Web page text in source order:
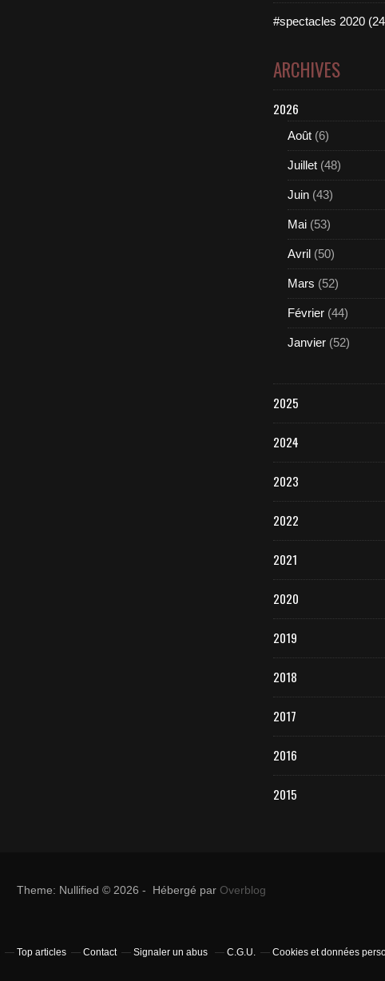
#spectacles 2020
ARCHIVES
2026
Août (6)
Juillet (48)
Juin (43)
Mai (53)
Avril (50)
Mars (52)
Février (44)
Janvier (52)
2025
2024
2023
2022
2021
2020
2019
2018
2017
2016
2015
Theme: Nullified © 2026 - Hébergé par Overblog
Top articles Contact Signaler un abus C.G.U. Cookies et données